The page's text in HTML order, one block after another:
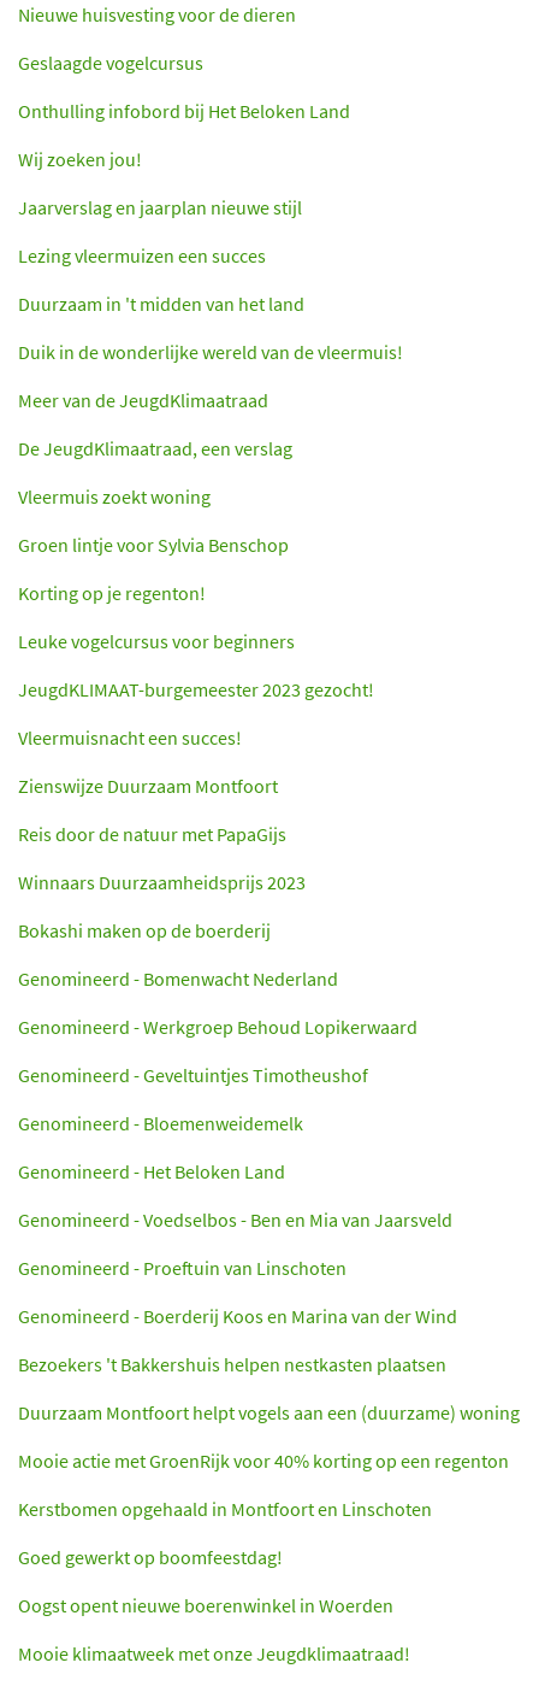
Nieuwe huisvesting voor de dieren
Geslaagde vogelcursus
Onthulling infobord bij Het Beloken Land
Wij zoeken jou!
Jaarverslag en jaarplan nieuwe stijl
Lezing vleermuizen een succes
Duurzaam in 't midden van het land
Duik in de wonderlijke wereld van de vleermuis!
Meer van de JeugdKlimaatraad
De JeugdKlimaatraad, een verslag
Vleermuis zoekt woning
Groen lintje voor Sylvia Benschop
Korting op je regenton!
Leuke vogelcursus voor beginners
JeugdKLIMAAT-burgemeester 2023 gezocht!
Vleermuisnacht een succes!
Zienswijze Duurzaam Montfoort
Reis door de natuur met PapaGijs
Winnaars Duurzaamheidsprijs 2023
Bokashi maken op de boerderij
Genomineerd - Bomenwacht Nederland
Genomineerd - Werkgroep Behoud Lopikerwaard
Genomineerd - Geveltuintjes Timotheushof
Genomineerd - Bloemenweidemelk
Genomineerd - Het Beloken Land
Genomineerd - Voedselbos - Ben en Mia van Jaarsveld
Genomineerd - Proeftuin van Linschoten
Genomineerd - Boerderij Koos en Marina van der Wind
Bezoekers 't Bakkershuis helpen nestkasten plaatsen
Duurzaam Montfoort helpt vogels aan een (duurzame) woning
Mooie actie met GroenRijk voor 40% korting op een regenton
Kerstbomen opgehaald in Montfoort en Linschoten
Goed gewerkt op boomfeestdag!
Oogst opent nieuwe boerenwinkel in Woerden
Mooie klimaatweek met onze Jeugdklimaatraad!